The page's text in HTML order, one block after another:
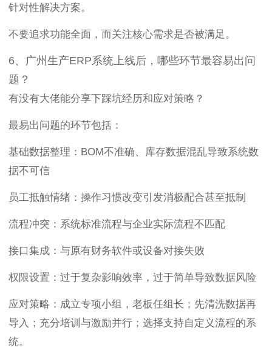
针对性解决方案。
不要追求功能全面，而关注核心需求是否被满足。
6、广州生产ERP系统上线后，哪些环节最容易出问
题？
有没有大佬能分享下踩坑经历和应对策略？
最易出问题的环节包括：
基础数据整理：BOM不准确、库存数据混乱导致系统数
据不可信
员工抵触情绪：操作习惯改变引发消极配合甚至抵制
流程冲突：系统标准流程与企业实际流程不匹配
接口集成：与原有财务软件或设备对接失败
权限设置：过于复杂影响效率，过于简单导致数据风险
应对策略：成立专项小组，老板任组长；先清洗数据再
导入；充分培训与激励并行；选择支持自定义流程的系
统。